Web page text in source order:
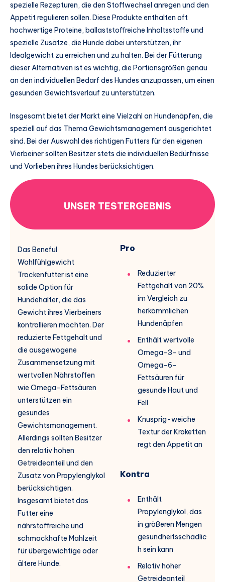
spezielle Rezepturen, die den Stoffwechsel anregen und den
Appetit regulieren sollen. Diese Produkte enthalten oft
hochwertige Proteine, ballaststoffreiche Inhaltsstoffe und
spezielle Zusätze, die Hunde dabei unterstützen, ihr
Idealgewicht zu erreichen und zu halten. Bei der Fütterung
dieser Alternativen ist es wichtig, die Portionsgrößen genau
an den individuellen Bedarf des Hundes anzupassen, um einen
gesunden Gewichtsverlauf zu unterstützen.
Insgesamt bietet der Markt eine Vielzahl an Hundenäpfen, die
speziell auf das Thema Gewichtsmanagement ausgerichtet
sind. Bei der Auswahl des richtigen Futters für den eigenen
Vierbeiner sollten Besitzer stets die individuellen Bedürfnisse
und Vorlieben ihres Hundes berücksichtigen.
UNSER TESTERGEBNIS
Das Beneful
Wohlfühlgewicht
Trockenfutter ist eine
solide Option für
Hundehalter, die das
Gewicht ihres Vierbeiners
kontrollieren möchten. Der
reduzierte Fettgehalt und
die ausgewogene
Zusammensetzung mit
wertvollen Nährstoffen
wie Omega-Fettsäuren
unterstützen ein
gesundes
Gewichtsmanagement.
Allerdings sollten Besitzer
den relativ hohen
Getreideanteil und den
Zusatz von Propylenglykol
berücksichtigen.
Insgesamt bietet das
Futter eine
nährstoffreiche und
schmackhafte Mahlzeit
für übergewichtige oder
ältere Hunde.
Pro
Reduzierter
Fettgehalt von 20%
im Vergleich zu
herkömmlichen
Hundenäpfen
Enthält wertvolle
Omega-3- und
Omega-6-
Fettsäuren für
gesunde Haut und
Fell
Knusprig-weiche
Textur der Kroketten
regt den Appetit an
Kontra
Enthält
Propylenglykol, das
in größeren Mengen
gesundheitsschädlic
h sein kann
Relativ hoher
Getreideanteil